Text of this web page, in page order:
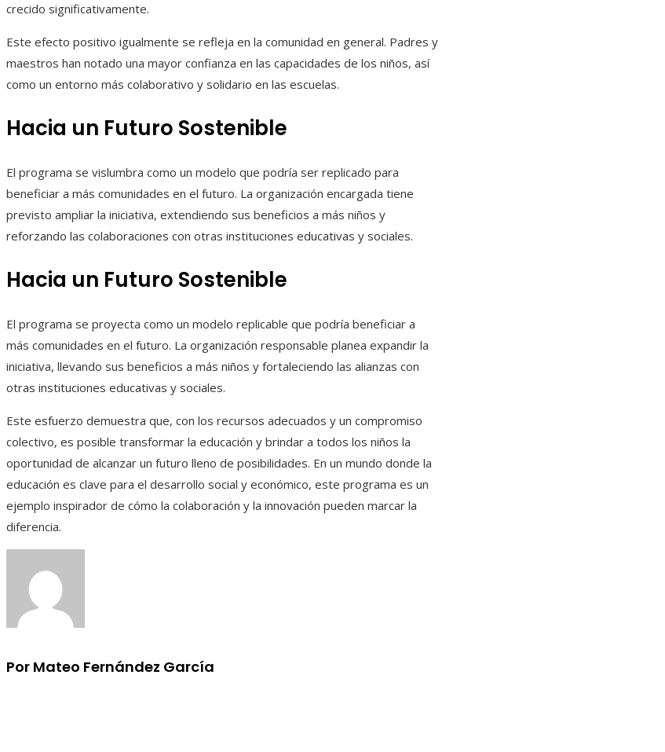
crecido significativamente.
Este efecto positivo igualmente se refleja en la comunidad en general. Padres y
maestros han notado una mayor confianza en las capacidades de los niños, así
como un entorno más colaborativo y solidario en las escuelas.
Hacia un Futuro Sostenible
El programa se vislumbra como un modelo que podría ser replicado para
beneficiar a más comunidades en el futuro. La organización encargada tiene
previsto ampliar la iniciativa, extendiendo sus beneficios a más niños y
reforzando las colaboraciones con otras instituciones educativas y sociales.
Hacia un Futuro Sostenible
El programa se proyecta como un modelo replicable que podría beneficiar a
más comunidades en el futuro. La organización responsable planea expandir la
iniciativa, llevando sus beneficios a más niños y fortaleciendo las alianzas con
otras instituciones educativas y sociales.
Este esfuerzo demuestra que, con los recursos adecuados y un compromiso
colectivo, es posible transformar la educación y brindar a todos los niños la
oportunidad de alcanzar un futuro lleno de posibilidades. En un mundo donde la
educación es clave para el desarrollo social y económico, este programa es un
ejemplo inspirador de cómo la colaboración y la innovación pueden marcar la
diferencia.
Por Mateo Fernández García